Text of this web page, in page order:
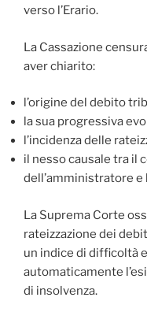
verso l’Erario.
La Cassazione
aver chiarito:
l’origine del debito
la sua progressiva
l’incidenza delle
il nesso causale tra il
dell’amministratore e
La Suprema Corte
rateizzazione dei
un indice di difficoltà
automaticamente
di insolvenza.